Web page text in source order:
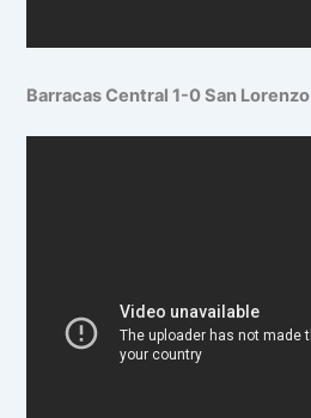
Barracas Central 1-0 San Lorenzo